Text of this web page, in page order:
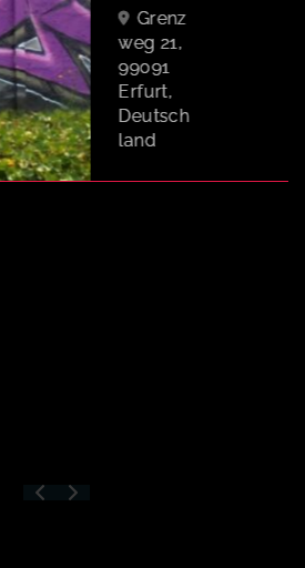
Grenz
weg 21,
99091
Erfurt,
Deutsch
land